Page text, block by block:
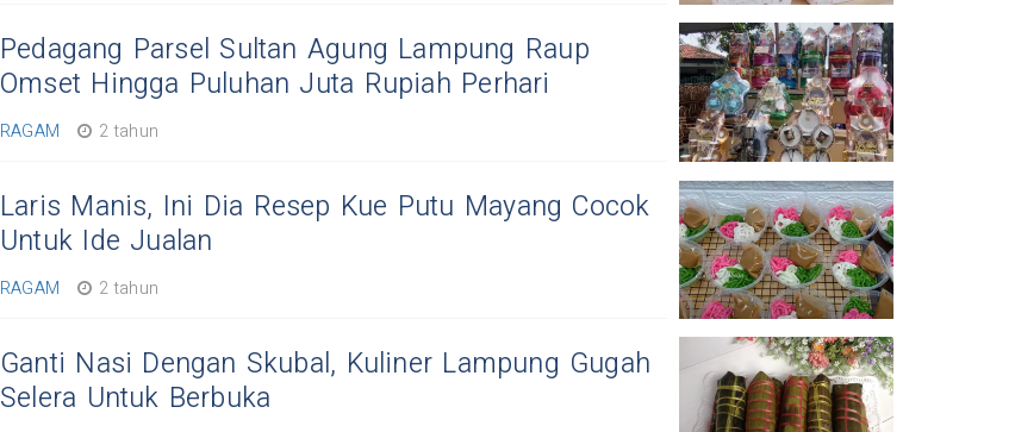
Pedagang Parsel Sultan Agung Lampung Raup
Omset Hingga Puluhan Juta Rupiah Perhari
RAGAM 2 tahun
Laris Manis, Ini Dia Resep Kue Putu Mayang Cocok
Untuk Ide Jualan
RAGAM 2 tahun
Ganti Nasi Dengan Skubal, Kuliner Lampung Gugah
Selera Untuk Berbuka